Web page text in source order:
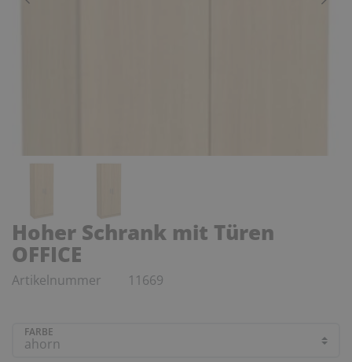
Hoher Schrank mit Türen
OFFICE
Artikelnummer 11669
FARBE